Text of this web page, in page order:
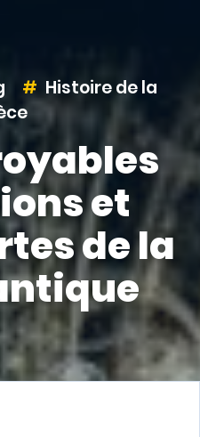
Histoire de la
et
de la